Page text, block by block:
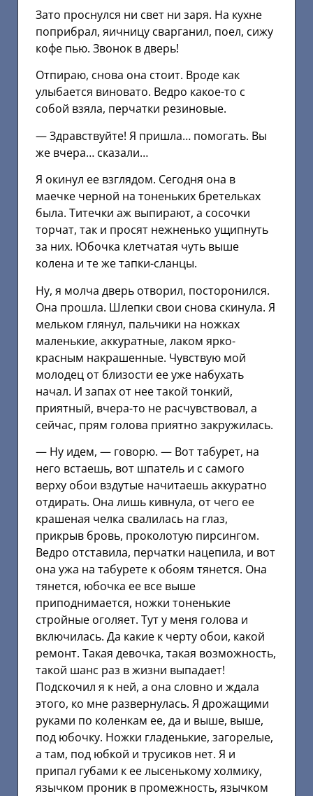
Зато проснулся ни свет ни заря. На кухне
поприбрал, яичницу сварганил, поел, сижу
кофе пью. Звонок в дверь!
Отпираю, снова она стоит. Вроде как
улыбается виновато. Ведро какое-то с
собой взяла, перчатки резиновые.
— Здравствуйте! Я пришла… помогать. Вы
же вчера… сказали…
Я окинул ее взглядом. Сегодня она в
маечке черной на тоненьких бретельках
была. Титечки аж выпирают, а сосочки
торчат, так и просят нежненько ущипнуть
за них. Юбочка клетчатая чуть выше
колена и те же тапки-сланцы.
Ну, я молча дверь отворил, посторонился.
Она прошла. Шлепки свои снова скинула. Я
мельком глянул, пальчики на ножках
маленькие, аккуратные, лаком ярко-
красным накрашенные. Чувствую мой
молодец от близости ее уже набухать
начал. И запах от нее такой тонкий,
приятный, вчера-то не расчувствовал, а
сейчас, прям голова приятно закружилась.
— Ну идем, — говорю. — Вот табурет, на
него встаешь, вот шпатель и с самого
верху обои вздутые начитаешь аккуратно
отдирать. Она лишь кивнула, от чего ее
крашеная челка свалилась на глаз,
прикрыв бровь, проколотую пирсингом.
Ведро отставила, перчатки нацепила, и вот
она ужа на табурете к обоям тянется. Она
тянется, юбочка ее все выше
приподнимается, ножки тоненькие
стройные оголяет. Тут у меня голова и
включилась. Да какие к черту обои, какой
ремонт. Такая девочка, такая возможность,
такой шанс раз в жизни выпадает!
Подскочил я к ней, а она словно и ждала
этого, ко мне развернулась. Я дрожащими
руками по коленкам ее, да и выше, выше,
под юбочку. Ножки гладенькие, загорелые,
а там, под юбкой и трусиков нет. Я и
припал губами к ее лысенькому холмику,
язычком проник в промежность, язычком